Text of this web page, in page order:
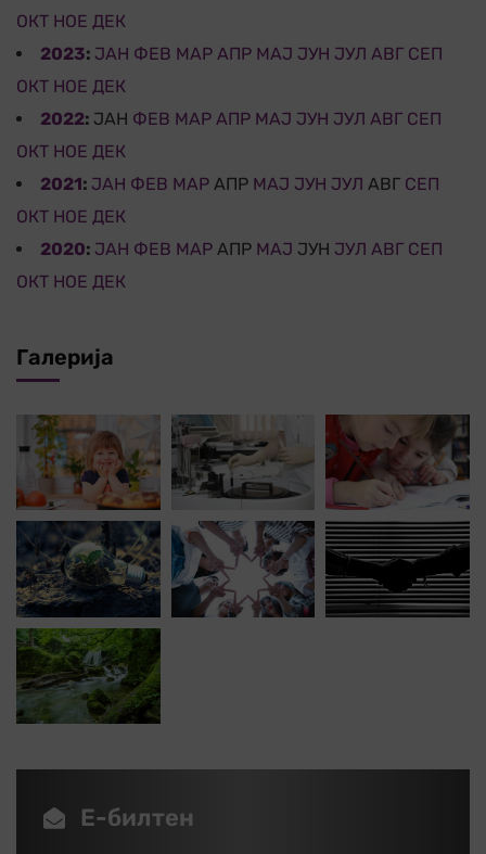
ОКТ НОЕ ДЕК
2023: ЈАН ФЕВ МАР АПР МАЈ ЈУН ЈУЛ АВГ СЕП
ОКТ НОЕ ДЕК
2022: ЈАН ФЕВ МАР АПР МАЈ ЈУН ЈУЛ АВГ СЕП
ОКТ НОЕ ДЕК
2021: ЈАН ФЕВ МАР АПР МАЈ ЈУН ЈУЛ АВГ СЕП
ОКТ НОЕ ДЕК
2020: ЈАН ФЕВ МАР АПР МАЈ ЈУН ЈУЛ АВГ СЕП
ОКТ НОЕ ДЕК
Галерија
Е-билтен